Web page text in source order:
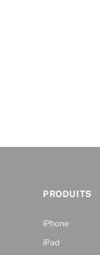
PRODUITS
iPhone
iPad